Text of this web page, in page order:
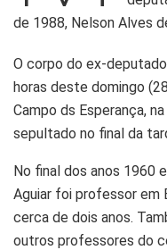
de 1988, Nelson Alves
O corpo do ex-
horas deste domingo
Campo ds Esperança,
sepultado no final da
No final dos anos 1960
Aguiar foi professor em
cerca de dois anos.
outros professores do